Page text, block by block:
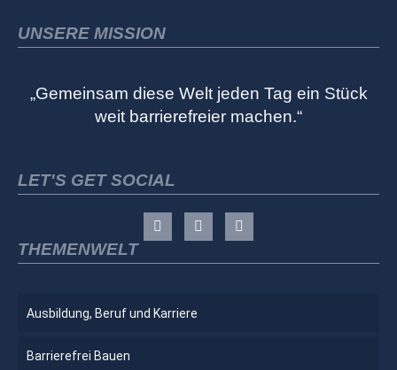
UNSERE MISSION
„Gemeinsam diese Welt jeden Tag ein Stück
weit barrierefreier machen.“
LET'S GET SOCIAL
THEMENWELT
Ausbildung, Beruf und Karriere
Barrierefrei Bauen